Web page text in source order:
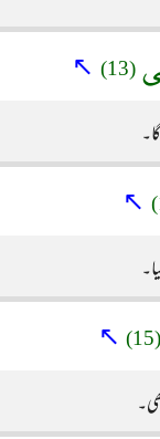
(13)
↖
↖
(15)
↖